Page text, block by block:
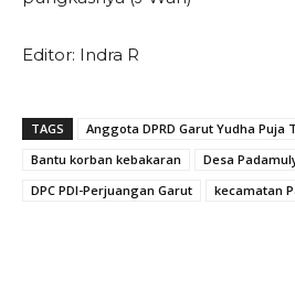
Editor: Indra R
TAGS
Anggota DPRD Garut Yudha Puja
Bantu korban kebakaran
Desa
DPC PDI-Perjuangan Garut
kecamatan